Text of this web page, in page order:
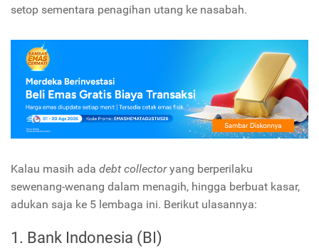
setop sementara penagihan utang ke nasabah.
Kalau masih ada debt collectoryang berperilaku
sewenang-wenang dalam menagih, hingga berbuat kasar,
adukan saja ke 5 lembaga ini. Berikut ulasannya:
1. Bank Indonesia (BI)